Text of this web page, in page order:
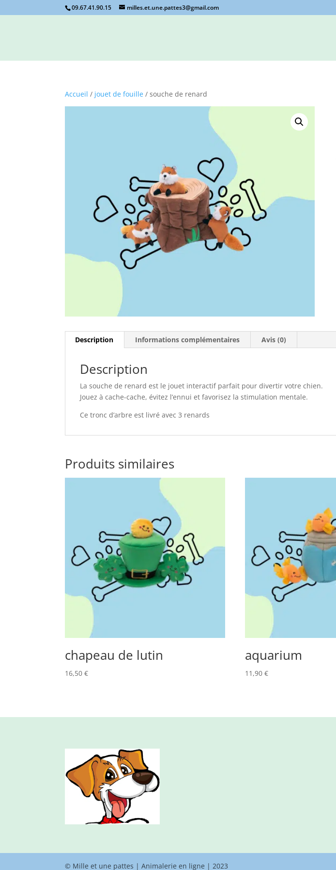
09.67.41.90.15 milles.et.une.pattes3@gmail.com
Accueil / jouet de fouille / souche de renard
Description Informations complémentaires Avis (0)
Description
La souche de renard est le jouet interactif parfait pour divertir votre chien.
Jouez à cache-cache, évitez l’ennui et favorisez la stimulation mentale.
Ce tronc d’arbre est livré avec 3 renards
Produits similaires
chapeau de lutin
16,50€
aquarium
11,90 €
© Mille et une pattes | Animalerie en ligne | 2023